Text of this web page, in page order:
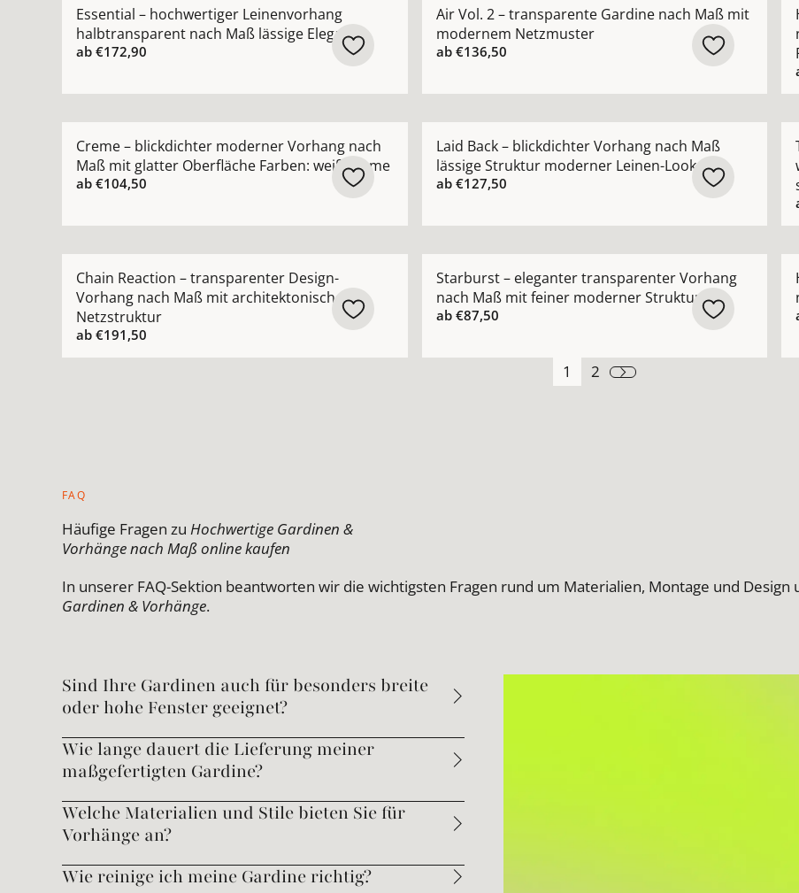
Essential – hochwertiger Leinenvorhang
halbtransparent nach Maß lässige Eleganz
ab €172,90
Air Vol. 2 – transparente Gardine nach Maß mit
modernem Netzmuster
ab €136,50
Creme – blickdichter moderner Vorhang nach
Maß mit glatter Oberfläche Farben: weiß creme
ab €104,50
Laid Back – blickdichter Vorhang nach Maß
lässige Struktur moderner Leinen-Look
ab €127,50
Chain Reaction – transparenter Design-
Vorhang nach Maß mit architektonischer
Netzstruktur
ab €191,50
Starburst – eleganter transparenter Vorhang
nach Maß mit feiner moderner Struktur
ab €87,50
1 2
FAQ
Häufige Fragen zu Hochwertige Gardinen &
Vorhänge nach Maß online kaufen
In unserer FAQ-Sektion beantworten wir die wichtigsten Fragen rund um Materialien, Montage und Design
Gardinen & Vorhänge.
Sind Ihre Gardinen auch für besonders breite
oder hohe Fenster geeignet?
Wie lange dauert die Lieferung meiner
maßgefertigten Gardine?
Welche Materialien und Stile bieten Sie für
Vorhänge an?
Wie reinige ich meine Gardine richtig?